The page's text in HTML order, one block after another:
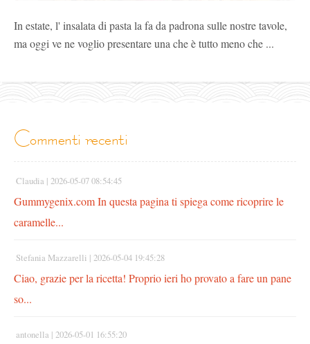
In estate, l' insalata di pasta la fa da padrona sulle nostre tavole,
ma oggi ve ne voglio presentare una che è tutto meno che ...
commenti recenti
Claudia | 2026-05-07 08:54:45
Gummygenix.com In questa pagina ti spiega come ricoprire le
caramelle...
Stefania Mazzarelli | 2026-05-04 19:45:28
Ciao, grazie per la ricetta! Proprio ieri ho provato a fare un pane
so...
antonella | 2026-05-01 16:55:20